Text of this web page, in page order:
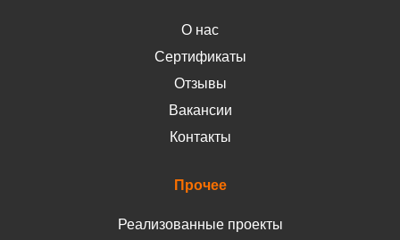
О нас
Сертификаты
Отзывы
Вакансии
Контакты
Прочее
Реализованные проекты